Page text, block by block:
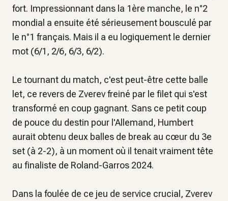
fort. Impressionnant dans la 1ère manche, le n°2
mondial a ensuite été sérieusement bousculé par
le n°1 français. Mais il a eu logiquement le dernier
mot (6/1, 2/6, 6/3, 6/2).
Le tournant du match, c'est peut-être cette balle
let, ce revers de Zverev freiné par le filet qui s'est
transformé en coup gagnant. Sans ce petit coup
de pouce du destin pour l'Allemand, Humbert
aurait obtenu deux balles de break au cœur du 3e
set (à 2-2), à un moment où il tenait vraiment tête
au finaliste de Roland-Garros 2024.
Dans la foulée de ce jeu de service crucial, Zverev